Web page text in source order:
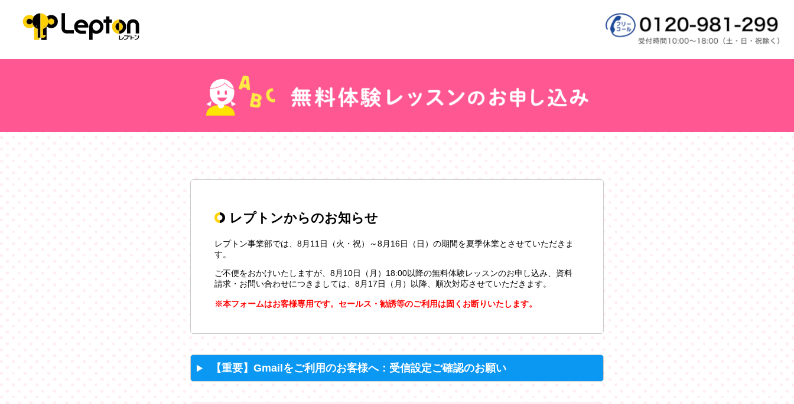
レプトンからのお知らせ
レプトン事業部では、8月11日（火・祝）～8月16日（日）の期間を夏季休業とさせていただきま
す。
ご不便をおかけいたしますが、8月10日（月）18:00以降の無料体験レッスンのお申し込み、資料
請求・お問い合わせにつきましては、8月17日（月）以降、順次対応させていただきます。
※本フォームはお客様専用です。セールス・勧誘等のご利用は固くお断りいたします。
【重要】Gmailをご利用のお客様へ：受信設定ご確認のお願い